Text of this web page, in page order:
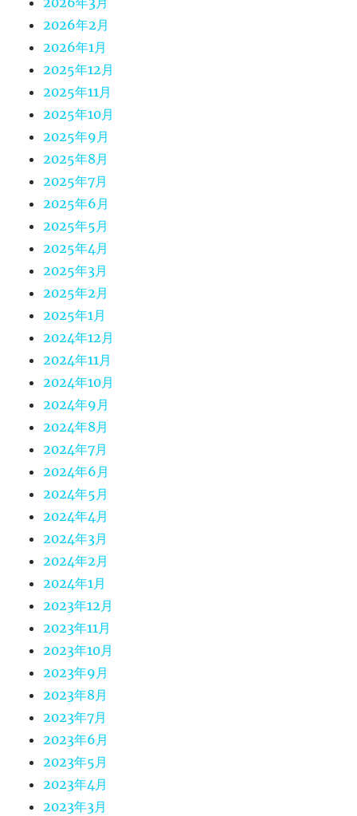
2026年2月
2026年1月
2025年12月
2025年11月
2025年10月
2025年9月
2025年8月
2025年7月
2025年6月
2025年5月
2025年4月
2025年3月
2025年2月
2025年1月
2024年12月
2024年11月
2024年10月
2024年9月
2024年8月
2024年7月
2024年6月
2024年5月
2024年4月
2024年3月
2024年2月
2024年1月
2023年12月
2023年11月
2023年10月
2023年9月
2023年8月
2023年7月
2023年6月
2023年5月
2023年4月
2023年3月